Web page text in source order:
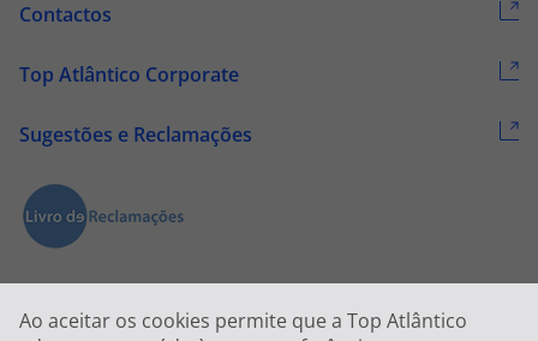
Ao aceitar os cookies permite que a Top Atlântico
Contactos
Top Atlântico Corporate
Sugestões e Reclamações